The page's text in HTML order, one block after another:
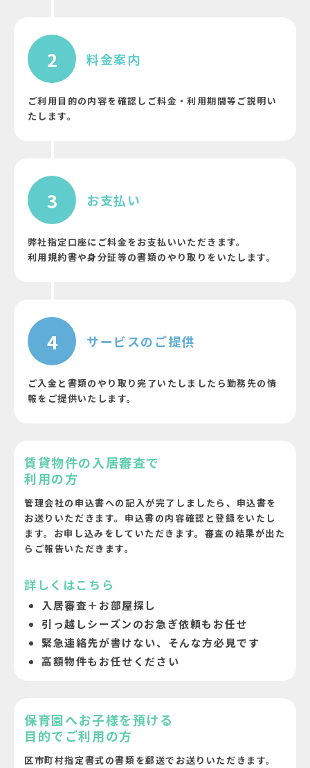
2 料金案内
ご利用目的の内容を確認しご料金・利用期間等ご説明い
たします。
3 お支払い
弊社指定口座にご料金をお支払いいただきます。
利用規約書や身分証等の書類のやり取りをいたします。
4 サービスのご提供
ご入金と書類のやり取り完了いたしましたら勤務先の情
報をご提供いたします。
賃貸物件の入居審査で
利用の方
管理会社の申込書への記入が完了しましたら、 申込書を
お送りいただきます。 申込書の内容確認と登録をいたし
ます。 お申し込みをしていただきます。 審査の結果が出た
らご報告いただきます。
詳しくはこちら
入居審査＋お部屋探し
引っ越しシーズンのお急ぎ依頼もお任せ
緊急連絡先が書けない、そんな方必見です
高額物件もお任せください
保育園へお子様を預ける
目的でご利用の方
区市町村指定書式の書類を郵送でお送りいただ きます。